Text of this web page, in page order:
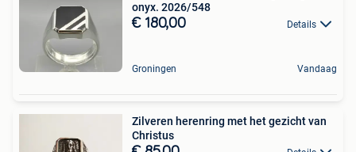
onyx. 2026/548
€ 180,00 Details
Groningen Vandaag
Zilveren herenring met het gezicht van
Christus